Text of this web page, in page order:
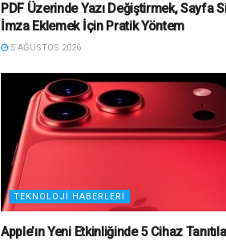
PDF Üzerinde Yazı Değiştirmek, Sayfa
İmza Eklemek İçin Pratik Yöntem
5 AĞUSTOS 2026
TEKNOLOJI HABERLERI
Apple’ın Yeni Etkinliğinde 5 Cihaz